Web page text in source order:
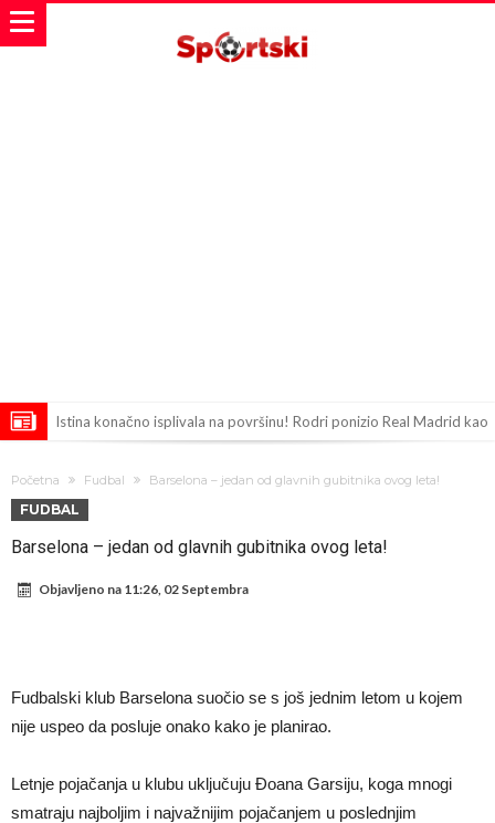
Istina konačno isplivala na površinu! Rodri ponizio Real Madrid kao
sramotan komentar na njegov račun
Direktor FIA o drami Formule 1: “Ne možemo da idemo toliko
historijski transfer?
Kapiten slavnog kluba ubijen u napadu ispred svoje kuće, nacija
tjera suze
Početna Fudbal Barselona – jedan od glavnih gubitnika ovog leta!
FUDBAL
Barselona – jedan od glavnih gubitnika ovog leta!
Objavljeno na 11:26, 02 Septembra
Fudbalski klub Barselona suočio se s još jednim letom u kojem
nije uspeo da posluje onako kako je planirao.
Letnje pojačanja u klubu uključuju Đoana Garsiju, koga mnogi
smatraju najboljim i najvažnijim pojačanjem u poslednjim